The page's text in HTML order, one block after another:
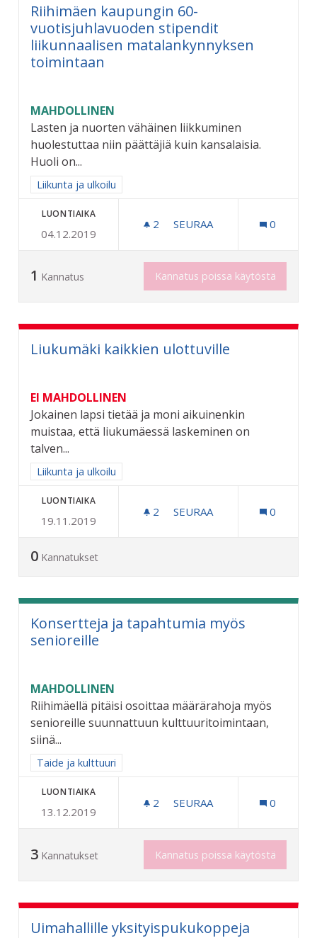
Riihimäen kaupungin 60-
vuotisjuhlavuoden stipendit
liikunnaalisen matalankynnyksen
toimintaan
MAHDOLLINEN
Lasten ja nuorten vähäinen liikkuminen
huolestuttaa niin päättäjiä kuin kansalaisia.
Huoli on...
Rajaa tulokset aihepiirin mukaan: Liikunta ja ulkoilu
Liikunta ja ulkoilu
LUONTIAIKA
04.12.2019
2 2 SEURAAJAA
SEURAA 0
1 Kannatus Kannatus poissa käytöstä
Liukumäki kaikkien ulottuville
EI MAHDOLLINEN
Jokainen lapsi tietää ja moni aikuinenkin
muistaa, että liukumäessä laskeminen on
talven...
Rajaa tulokset aihepiirin mukaan: Liikunta ja ulkoilu
Liikunta ja ulkoilu
LUONTIAIKA
19.11.2019
2 2 SEURAAJAA
SEURAA 0
0 Kannatukset
Konsertteja ja tapahtumia myös
senioreille
MAHDOLLINEN
Riihimäellä pitäisi osoittaa määrärahoja myös
senioreille suunnattuun kulttuuritoimintaan,
siinä...
Rajaa tulokset aihepiirin mukaan: Taide ja kulttuuri
Taide ja kulttuuri
LUONTIAIKA
13.12.2019
2 2 SEURAAJAA
SEURAA 0
3 Kannatukset Kannatus poissa käytöstä
Uimahallille yksityispukukoppeja